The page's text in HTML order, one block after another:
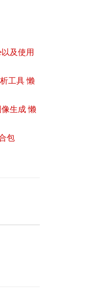
及使用
工具 懒
生成 懒
包